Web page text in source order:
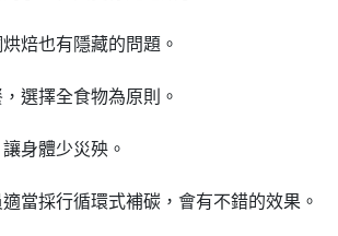
焙也有隱藏的問題。
選擇全食物為原則。
身體少災殃。
當採行循環式補碳，會有不錯的效果。